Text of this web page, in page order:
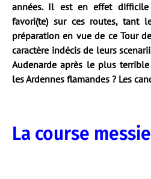
années. Il est en effet
favori(te) sur ces routes, tant
préparation en vue de ce Tour
caractère indécis de leurs
Audenarde après le plus
les Ardennes flamandes ? Les
La course